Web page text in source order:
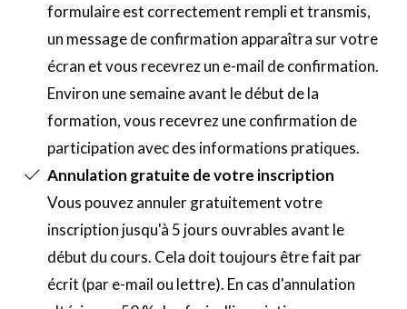
formulaire est correctement rempli et transmis,
un message de confirmation apparaîtra sur votre
écran et vous recevrez un e-mail de confirmation.
Environ une semaine avant le début de la
formation, vous recevrez une confirmation de
participation avec des informations pratiques.
Annulation gratuite de votre inscription
Vous pouvez annuler gratuitement votre
inscription jusqu'à 5 jours ouvrables avant le
début du cours. Cela doit toujours être fait par
écrit (par e-mail ou lettre). En cas d'annulation